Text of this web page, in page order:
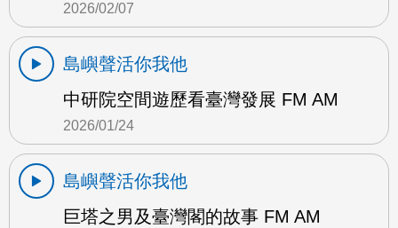
2026/02/07
島嶼聲活你我他
中研院空間遊歷看臺灣發展 FM AM
2026/01/24
島嶼聲活你我他
巨塔之男及臺灣閣的故事 FM AM